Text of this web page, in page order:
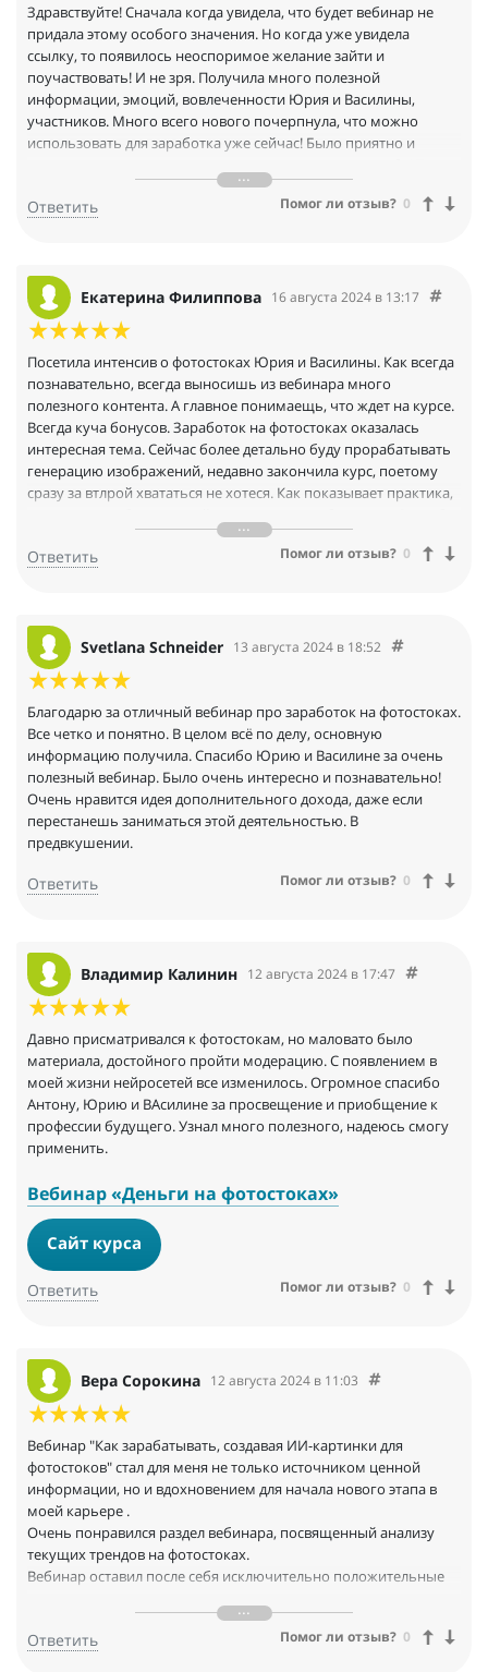
Здравствуйте! Сначала когда увидела, что будет вебинар не
придала этому особого значения. Но когда уже увидела
ссылку, то появилось неоспоримое желание зайти и
поучаствовать! И не зря. Получила много полезной
информации, эмоций, вовлеченности Юрия и Василины,
участников. Много всего нового почерпнула, что можно
использовать для заработка уже сейчас! Было приятно и
благодарю за эфир, это было прекрасно!
Ответить Помог ли отзыв? 0
Екатерина Филиппова 16 августа 2024 в 13:17
Посетила интенсив о фотостоках Юрия и Василины. Как всегда
познавательно, всегда выносишь из вебинара много
полезного контента. А главное понимаещь, что ждет на курсе.
Всегда куча бонусов. Заработок на фотостоках оказалась
интересная тема. Сейчас более детально буду прорабатывать
генерацию изображений, недавно закончила курс, поетому
сразу за втлрой хвататься не хотеся. Как показывает практика,
за эфир. Курс классный!!!
Ответить Помог ли отзыв? 0
Svetlana Schneider 13 августа 2024 в 18:52
Благодарю за отличный вебинар про заработок на фотостоках.
Все четко и понятно. В целом всё по делу, основную
информацию получила. Спасибо Юрию и Василине за очень
полезный вебинар. Было очень интересно и познавательно!
Очень нравится идея дополнительного дохода, даже если
перестанешь заниматься этой деятельностью. В
предвкушении.
Ответить Помог ли отзыв? 0
Владимир Калинин 12 августа 2024 в 17:47
Давно присматривался к фотостокам, но маловато было
материала, достойного пройти модерацию. С появлением в
моей жизни нейросетей все изменилось. Огромное спасибо
Антону, Юрию и ВАсилине за просвещение и приобщение к
профессии будущего. Узнал много полезного, надеюсь смогу
применить.
Вебинар «Деньги на фотостоках»
Сайт курса
Ответить Помог ли отзыв? 0
Вера Сорокина 12 августа 2024 в 11:03
Вебинар "Как зарабатывать, создавая ИИ-картинки для
фотостоков" стал для меня не только источником ценной
информации, но и вдохновением для начала нового этапа в
моей карьере .
Очень понравился раздел вебинара, посвященный анализу
текущих трендов на фотостоках.
Вебинар оставил после себя исключительно положительные
Этот вебинар является обязательным к просмотру для всех,
кто серьезно рассматривает возможность заработка на
Ответить Помог ли отзыв? 0